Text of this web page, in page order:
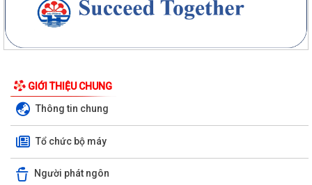
GIỚI THIỆU CHUNG
Thông tin chung
Tổ chức bộ máy
Người phát ngôn